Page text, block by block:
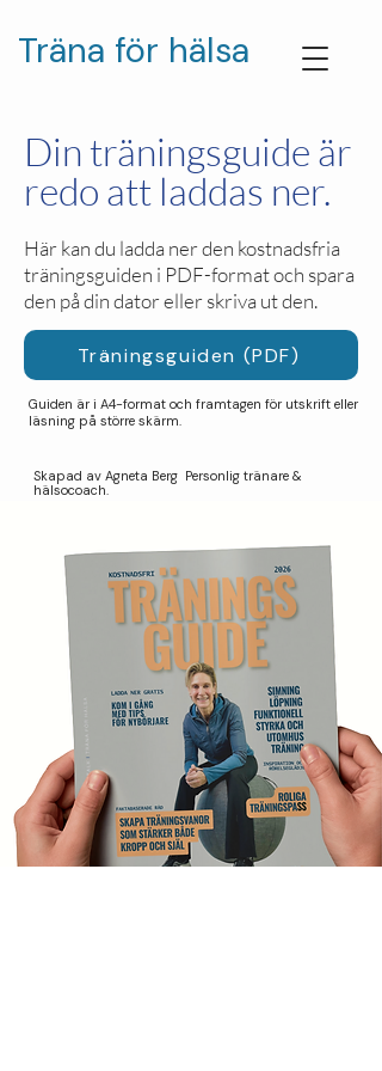
Träna för hälsa
Din träningsguide är
redo att laddas ner.
Här kan du ladda ner den kostnadsfria
träningsguiden i PDF-format och spara
den på din dator eller skriva ut den.
Träningsguiden (PDF)
Guiden är i A4-format och framtagen för utskrift eller
läsning på större skärm.
Skapad av Agneta Berg Personlig tränare &
hälsocoach.